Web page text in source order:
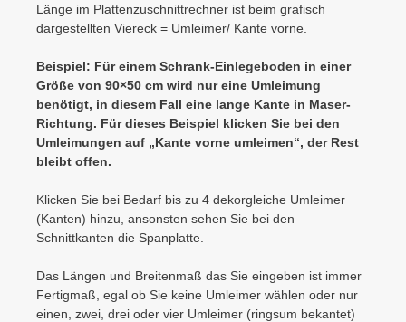
Länge im Plattenzuschnittrechner ist beim grafisch
dargestellten Viereck = Umleimer/ Kante vorne.
Beispiel: Für einem Schrank-Einlegeboden in einer
Größe von 90×50 cm wird nur eine Umleimung
benötigt, in diesem Fall eine lange Kante in Maser-
Richtung. Für dieses Beispiel klicken Sie bei den
Umleimungen auf „Kante vorne umleimen“, der Rest
bleibt offen.
Klicken Sie bei Bedarf bis zu 4 dekorgleiche Umleimer
(Kanten) hinzu, ansonsten sehen Sie bei den
Schnittkanten die Spanplatte.
Das Längen und Breitenmaß das Sie eingeben ist immer
Fertigmaß, egal ob Sie keine Umleimer wählen oder nur
einen, zwei, drei oder vier Umleimer (ringsum bekantet)